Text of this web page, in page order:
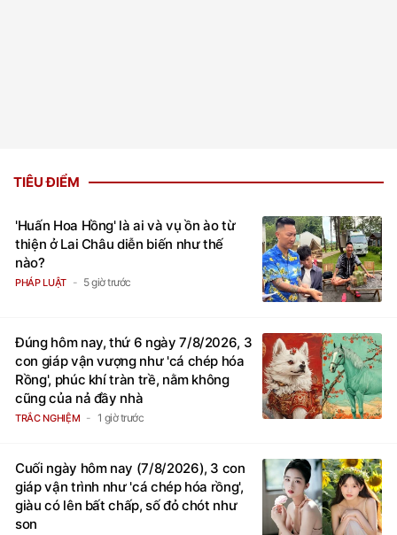
TIÊU ĐIỂM
'Huấn Hoa Hồng' là ai và vụ ồn ào từ
thiện ở Lai Châu diễn biến như thế
nào?
PHÁP LUẬT 5 giờ trước
Đúng hôm nay, thứ 6 ngày 7/8/2026, 3
con giáp vận vượng như 'cá chép hóa
Rồng', phúc khí tràn trề, nằm không
cũng của nả đầy nhà
TRẮC NGHIỆM 1 giờ trước
Cuối ngày hôm nay (7/8/2026), 3 con
giáp vận trình như 'cá chép hóa rồng',
giàu có lên bất chấp, số đỏ chót như
son